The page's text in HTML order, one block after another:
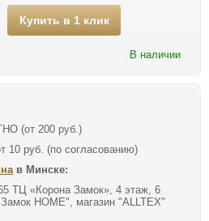
Купить в 1 клик
В наличии
(от 200 руб.)
10 руб. (по согласованию)
в Минске:
ТЦ «Корона Замок», 4 этаж, 6
HOME", магазин "ALLTEX"